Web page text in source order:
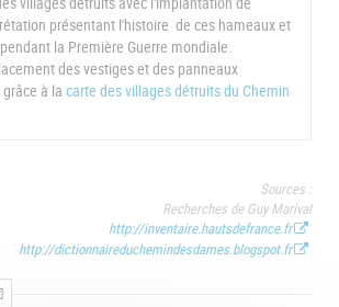
présentant l'histoire de ces hameaux et
la Première Guerre mondiale.
des vestiges et des panneaux
grâce à lacarte des villages détruits du Chemin
Sources :
Recherches de Guy Marival
http://inventaire.hautsdefrance.fr
http://dictionnaireduchemindesdames.blogspot.fr